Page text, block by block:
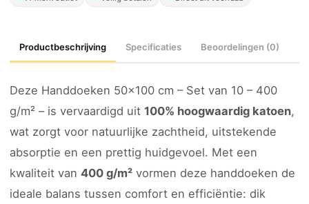
Productbeschrijving Specificaties Beoordelingen (0)
Deze Handdoeken 50×100 cm – Set van 10 – 400
g/m² – is vervaardigd uit 100% hoogwaardig katoen,
wat zorgt voor natuurlijke zachtheid, uitstekende
absorptie en een prettig huidgevoel. Met een
kwaliteit van 400 g/m² vormen deze handdoeken de
ideale balans tussen comfort en efficiëntie: dik